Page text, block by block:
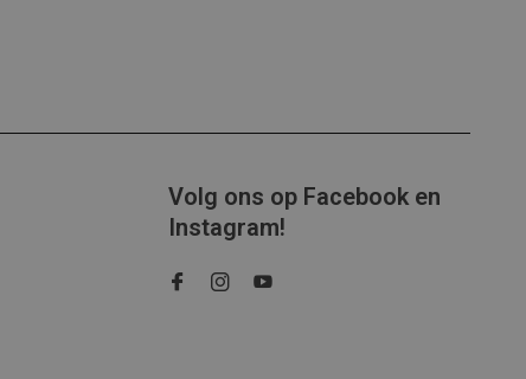
Volg ons op Facebook en
Instagram!